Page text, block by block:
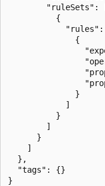
"ruleSets":
          {
"rules":
              {
              }
            ]
          }
        ]
      }
    ]
  },
  "tags": {}
}